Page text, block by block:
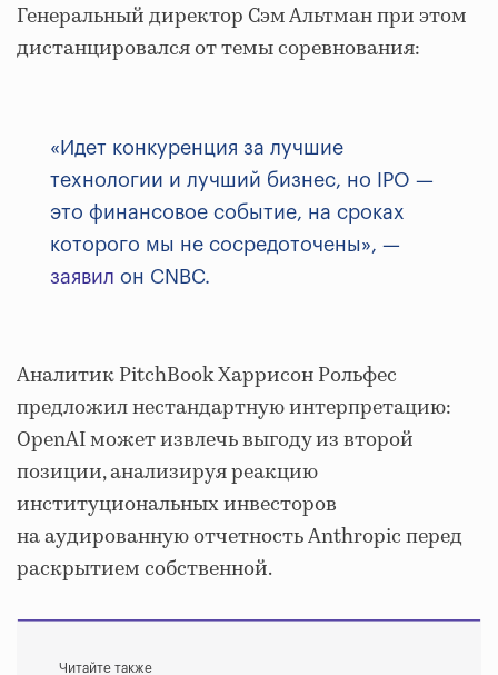
Генеральный директор Сэм Альтман при этом
дистанцировался от темы соревнования:
«Идет конкуренция за лучшие
технологии и лучший бизнес, но IPO —
это финансовое событие, на сроках
которого мы не сосредоточены», —
заявил он CNBC.
Аналитик PitchBook Харрисон Рольфес
предложил нестандартную интерпретацию:
OpenAI может извлечь выгоду из второй
позиции, анализируя реакцию
институциональных инвесторов
на аудированную отчетность Anthropic перед
раскрытием собственной.
Читайте также